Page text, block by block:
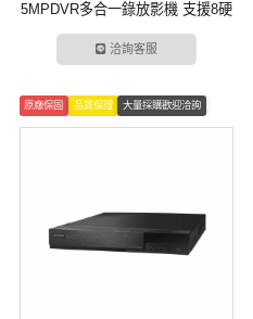
5MPDVR多合一錄放影機 支援8硬
碟警報
洽詢客服
原廠保固 品質保證 大量採購歡迎洽詢